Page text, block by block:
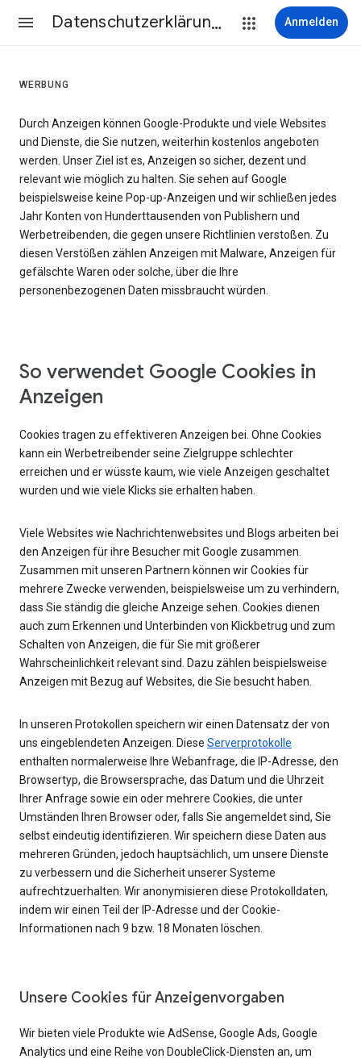
Datenschutzerklärung & Nutzungsbedingungen Anmelden
WERBUNG
Durch Anzeigen können Google-Produkte und viele Websites
und Dienste, die Sie nutzen, weiterhin kostenlos angeboten
werden. Unser Ziel ist es, Anzeigen so sicher, dezent und
relevant wie möglich zu halten. Sie sehen auf Google
beispielsweise keine Pop-up-Anzeigen und wir schließen jedes
Jahr Konten von Hunderttausenden von Publishern und
Werbetreibenden, die gegen unsere Richtlinien verstoßen. Zu
diesen Verstößen zählen Anzeigen mit Malware, Anzeigen für
gefälschte Waren oder solche, über die Ihre
personenbezogenen Daten missbraucht würden.
So verwendet Google Cookies in
Anzeigen
Cookies tragen zu effektiveren Anzeigen bei. Ohne Cookies
kann ein Werbetreibender seine Zielgruppe schlechter
erreichen und er wüsste kaum, wie viele Anzeigen geschaltet
wurden und wie viele Klicks sie erhalten haben.
Viele Websites wie Nachrichtenwebsites und Blogs arbeiten bei
den Anzeigen für ihre Besucher mit Google zusammen.
Zusammen mit unseren Partnern können wir Cookies für
mehrere Zwecke verwenden, beispielsweise um zu verhindern,
dass Sie ständig die gleiche Anzeige sehen. Cookies dienen
auch zum Erkennen und Unterbinden von Klickbetrug und zum
Schalten von Anzeigen, die für Sie mit größerer
Wahrscheinlichkeit relevant sind. Dazu zählen beispielsweise
Anzeigen mit Bezug auf Websites, die Sie besucht haben.
In unseren Protokollen speichern wir einen Datensatz der von
uns eingeblendeten Anzeigen. Diese Serverprotokolle
enthalten normalerweise Ihre Webanfrage, die IP-Adresse, den
Browsertyp, die Browsersprache, das Datum und die Uhrzeit
Ihrer Anfrage sowie ein oder mehrere Cookies, die unter
Umständen Ihren Browser oder, falls Sie angemeldet sind, Sie
selbst eindeutig identifizieren. Wir speichern diese Daten aus
mehreren Gründen, jedoch hauptsächlich, um unsere Dienste
zu verbessern und die Sicherheit unserer Systeme
aufrechtzuerhalten. Wir anonymisieren diese Protokolldaten,
indem wir einen Teil der IP-Adresse und der Cookie-
Informationen nach 9 bzw. 18 Monaten löschen.
Unsere Cookies für Anzeigenvorgaben
Wir bieten viele Produkte wie AdSense, Google Ads, Google
Analytics und eine Reihe von DoubleClick-Diensten an, um